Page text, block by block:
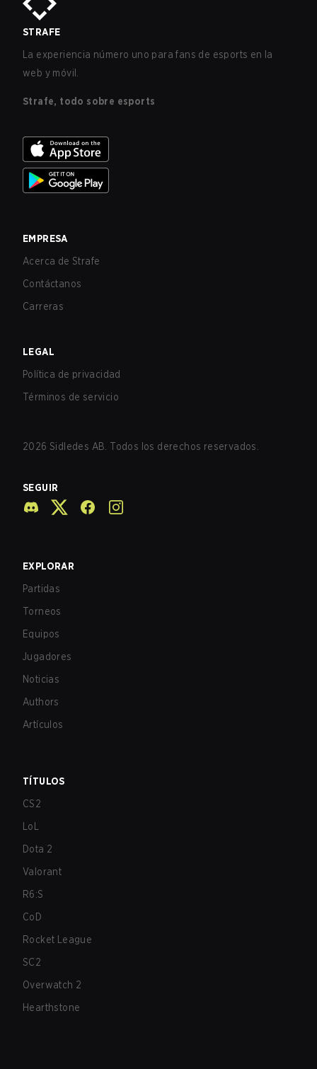
STRAFE
La experiencia número uno para fans de esports en la
web y móvil.
Strafe, todo sobre esports
EMPRESA
Acerca de Strafe
Contáctanos
Carreras
LEGAL
Política de privacidad
Términos de servicio
2026 Sidledes AB. Todos los derechos reservados.
SEGUIR
EXPLORAR
Partidas
Torneos
Equipos
Jugadores
Noticias
Authors
Artículos
TÍTULOS
CS2
LoL
Dota 2
Valorant
R6:S
CoD
Rocket League
SC2
Overwatch 2
Hearthstone